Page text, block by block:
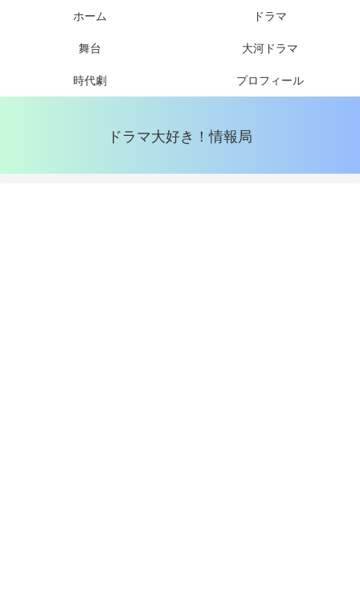
ドラマ大好き！情報局
ホーム ドラマ
舞台 大河ドラマ
時代劇 プロフィール